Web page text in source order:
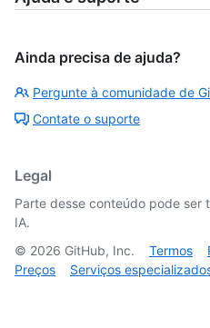
Ainda precisa de ajuda?
Pergunte à comunidade de
Contate o suporte
Legal
Parte desse conteúdo pode ser
IA.
© 2026 GitHub, Inc. Termos
Preços
Serviços